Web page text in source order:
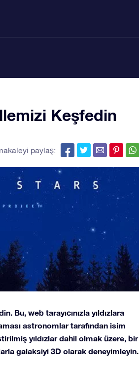
Keşfedin
paylaş:
Bu, web tarayıcınızla yıldızlara
astronomlar tarafından isim
yıldızlar dahil olmak üzere, bir
galaksiyi 3D olarak deneyimleyin.